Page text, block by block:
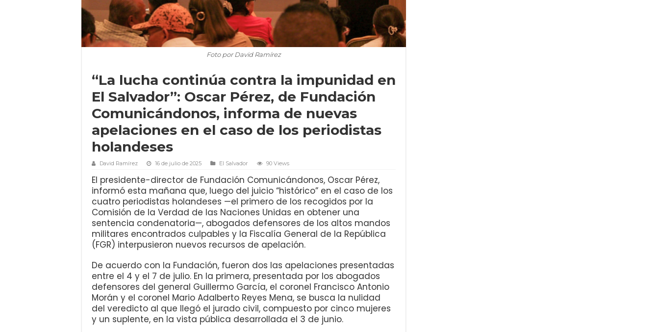
Foto por David Ramírez
“La lucha continúa contra la impunidad en
El Salvador”: Oscar Pérez, de Fundación
Comunicándonos, informa de nuevas
apelaciones en el caso de los periodistas
holandeses
David Ramírez 16 de julio de 2025 El Salvador 90 Views
El presidente-director de Fundación Comunicándonos, Oscar Pérez,
informó esta mañana que, luego del juicio “histórico” en el caso de los
cuatro periodistas holandeses —el primero de los recogidos por la
Comisión de la Verdad de las Naciones Unidas en obtener una
sentencia condenatoria—, abogados defensores de los altos mandos
militares encontrados culpables y la Fiscalía General de la República
(FGR) interpusieron nuevos recursos de apelación.
De acuerdo con la Fundación, fueron dos las apelaciones presentadas
entre el 4 y el 7 de julio. En la primera, presentada por los abogados
defensores del general Guillermo García, el coronel Francisco Antonio
Morán y el coronel Mario Adalberto Reyes Mena, se busca la nulidad
del veredicto al que llegó el jurado civil, compuesto por cinco mujeres
y un suplente, en la vista pública desarrollada el 3 de junio.